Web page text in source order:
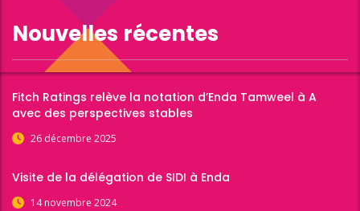
Nouvelles récentes
Fitch Ratings relève la notation d’Enda Tamweel à A
avec des perspectives stables
26 décembre 2025
Visite de la délégation de SIDI à Enda
14 novembre 2024